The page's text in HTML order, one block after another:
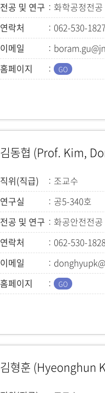
전공 및 연구
화학공정전공
(다중현상및
연락처
062-530-
이메일
홈페이지
김동협 (Prof. Kim,
직위(직급)
조교수
연구실
공5-340호
전공 및 연구
화공안전전
연구실)
연락처
062-530-
이메일
홈페이지
김형훈 (Hyeonghun